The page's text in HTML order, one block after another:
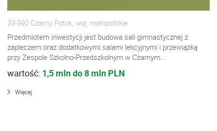
33-390 Czarny Potok, woj. małopolskie
Przedmiotem inwestycji jest budowa sali gimnastycznej z
zapleczem oraz dodatkowymi salami lekcyjnymi i przewiązką
przy Zespole Szkolno-Przedszkolnym w Czarnym...
wartość: 1,5 mln do 8 mln PLN
Więcej